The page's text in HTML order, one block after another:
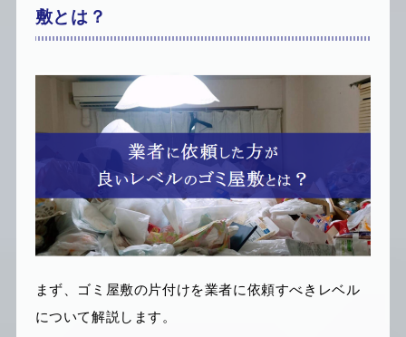
敷とは？
まず、ゴミ屋敷の片付けを業者に依頼すべきレベル
について解説します。